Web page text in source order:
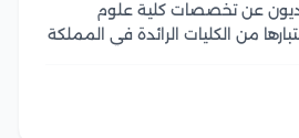
عن تخصصات كلية علوم
من الكليات الرائدة في المملكة